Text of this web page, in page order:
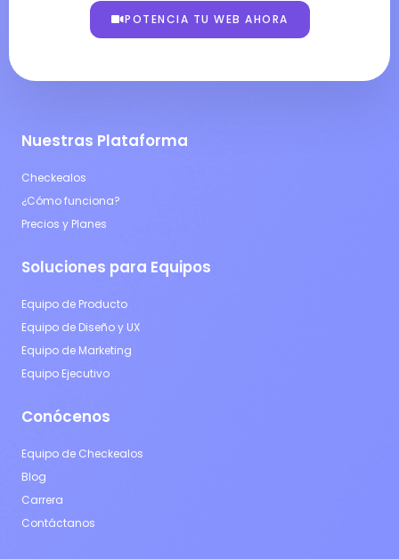
POTENCIA TU WEB AHORA
Nuestras Plataforma
Checkealos
¿Cómo funciona?
Precios y Planes
Soluciones para Equipos
Equipo de Producto
Equipo de Diseño y UX
Equipo de Marketing
Equipo Ejecutivo
Conócenos
Equipo de Checkealos
Blog
Carrera
Contáctanos